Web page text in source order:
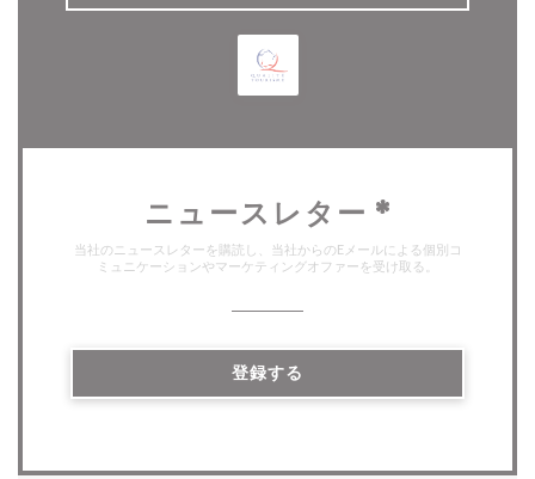
ニュースレター *
当社のニュースレターを購読し、当社からのEメールによる個別コ
ミュニケーションやマーケティングオファーを受け取る。
登録する